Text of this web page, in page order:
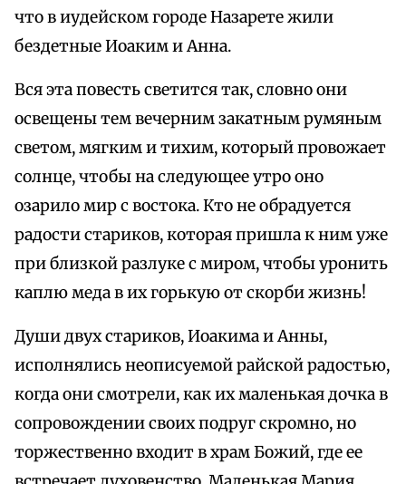
что в иудейском городе Назарете жили
бездетные Иоаким и Анна.
Вся эта повесть светится так, словно они
освещены тем вечерним закатным румяным
светом, мягким и тихим, который провожает
солнце, чтобы на следующее утро оно
озарило мир с востока. Кто не обрадуется
радости стариков, которая пришла к ним уже
при близкой разлуке с миром, чтобы уронить
каплю меда в их горькую от скорби жизнь!
Души двух стариков, Иоакима и Анны,
исполнялись неописуемой райской радостью,
когда они смотрели, как их маленькая дочка в
сопровождении своих подруг скромно, но
торжественно входит в храм Божий, где ее